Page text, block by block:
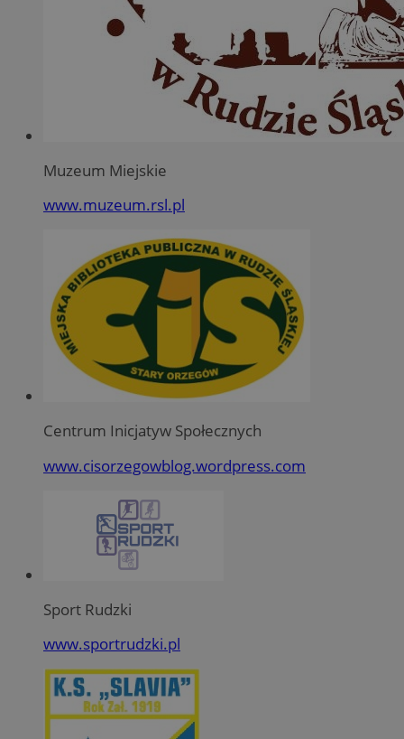
Muzeum Miejskie
www.muzeum.rsl.pl
Centrum Inicjatyw Społecznych
www.cisorzegowblog.wordpress.com
Sport Rudzki
www.sportrudzki.pl